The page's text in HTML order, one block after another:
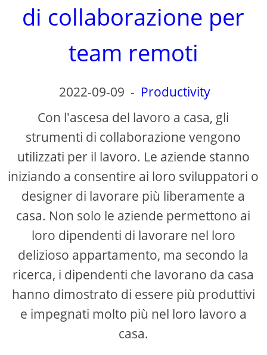
di collaborazione per
team remoti
2022-09-09 - Productivity
Con l'ascesa del lavoro a casa, gli
strumenti di collaborazione vengono
utilizzati per il lavoro. Le aziende stanno
iniziando a consentire ai loro sviluppatori o
designer di lavorare più liberamente a
casa. Non solo le aziende permettono ai
loro dipendenti di lavorare nel loro
delizioso appartamento, ma secondo la
ricerca, i dipendenti che lavorano da casa
hanno dimostrato di essere più produttivi
e impegnati molto più nel loro lavoro a
casa.